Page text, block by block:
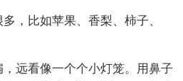
，比如苹果、香梨、柿子、
远看像一个个小灯笼。用鼻子